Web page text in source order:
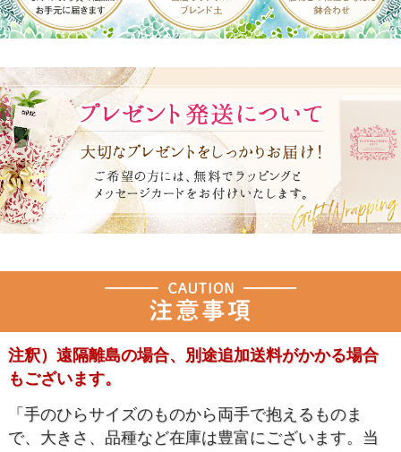
注釈）遠隔離島の場合、別途追加送料がかかる場合
もございます。
「手のひらサイズのものから両手で抱えるものま
で、大きさ、品種など在庫は豊富にございます。当